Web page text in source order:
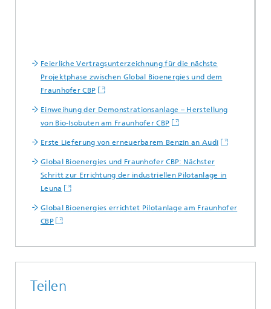
Feierliche Vertragsunterzeichnung für die nächste
Projektphase zwischen Global Bioenergies und dem
Fraunhofer CBP
Einweihung der Demonstrationsanlage – Herstellung
von Bio-Isobuten am Fraunhofer CBP
Erste Lieferung von erneuerbarem Benzin an Audi
Global Bioenergies und Fraunhofer CBP: Nächster
Schritt zur Errichtung der industriellen Pilotanlage in
Leuna
Global Bioenergies errichtet Pilotanlage am Fraunhofer
CBP
Teilen